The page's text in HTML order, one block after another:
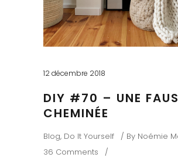
12 décembre 2018
DIY #70 – UNE
CHEMINÉE
Blog, Do It Yourself By Noémie
36 Comments